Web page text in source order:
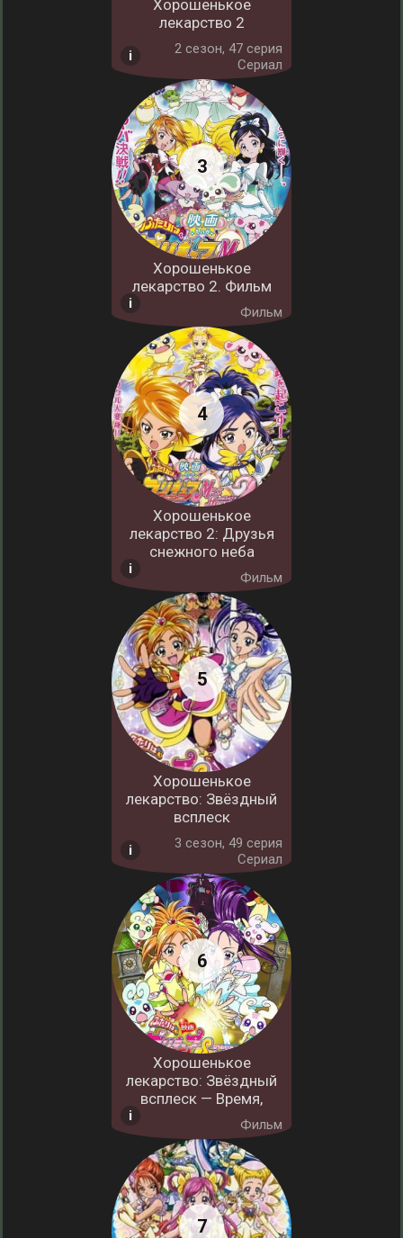
Хорошенькое
лекарство 2
2 cезон, 47 серия
Сериал
Хорошенькое
лекарство 2. Фильм
Фильм
Хорошенькое
лекарство 2: Друзья
снежного неба
Фильм
Хорошенькое
лекарство: Звёздный
всплеск
3 cезон, 49 серия
Сериал
Хорошенькое
лекарство: Звёздный
всплеск — Время,
Фильм